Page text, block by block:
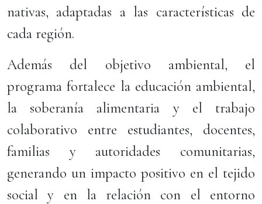
nativas, adaptadas a las características de
cada región.
Además del objetivo ambiental, el
programa fortalece la educación ambiental,
la soberanía alimentaria y el trabajo
colaborativo entre estudiantes, docentes,
familias y autoridades comunitarias,
generando un impacto positivo en el tejido
social y en la relación con el entorno